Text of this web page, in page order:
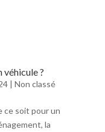
véhicule ?
| Non classé
ce soit pour un
la